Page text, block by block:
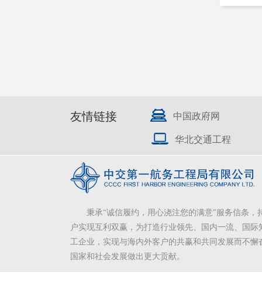
友情链接 中国政府网
华北交通工程
秉承“诚信履约，用心浇注您的满意”服务信条，
户实现互利双赢，为打造行业领先、国内一流、国际
工企业，实现与海内外客户的共赢和共同发展而不懈
国家和社会发展做出更大贡献。